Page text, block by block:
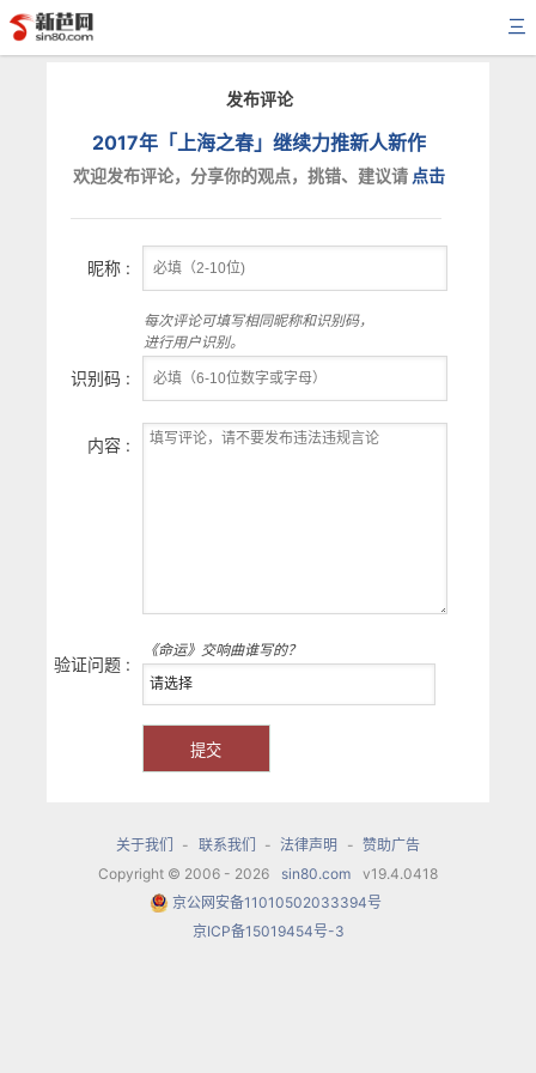
三
发布评论
2017年「上海之春」继续力推新人新作
欢迎发布评论，分享你的观点，挑错、建议请 点击
昵称 :
每次评论可填写相同昵称和识别码，
进行用户识别。
识别码 :
内容 :
验证问题 :
《命运》交响曲谁写的？
关于我们 - 联系我们 - 法律声明 - 赞助广告
Copyright © 2006 - 2026
sin80.com
v19.4.0418
京公网安备11010502033394号
京ICP备15019454号-3